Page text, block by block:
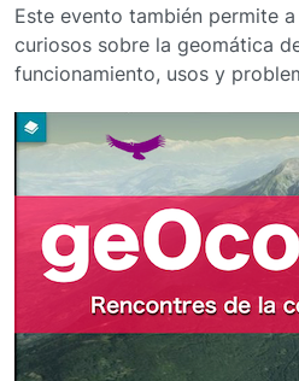
Este evento también permite
curiosos sobre la geomática
funcionamiento, usos y